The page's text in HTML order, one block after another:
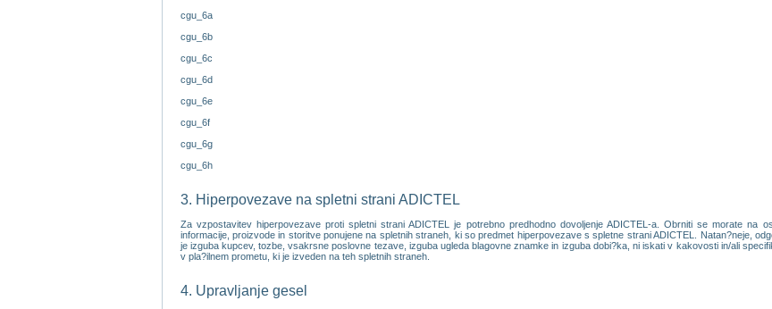
cgu_6a
cgu_6b
cgu_6c
cgu_6d
cgu_6e
cgu_6f
cgu_6g
cgu_6h
3. Hiperpovezave na spletni strani ADICTEL
Za vzpostavitev hiperpovezave proti spletni strani ADICTEL je potrebno predhodno dovoljenje ADICTEL-a. Obrniti se morate na
informacije, proizvode in storitve ponujene na spletnih straneh, ki so predmet hiperpovezave s spletne strani ADICTEL. Natan?neje,
je izguba kupcev, tozbe, vsakrsne poslovne tezave, izguba ugleda blagovne znamke in izguba dobi?ka, ni iskati v kakovosti in/ali
v pla?ilnem prometu, ki je izveden na teh spletnih straneh.
4. Upravljanje gesel